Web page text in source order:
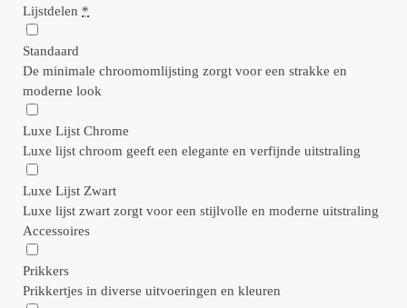
Lijstdelen *
Standaard
De minimale chroomomlijsting zorgt voor een strakke en
moderne look
Luxe Lijst Chrome
Luxe lijst chroom geeft een elegante en verfijnde uitstraling
Luxe Lijst Zwart
Luxe lijst zwart zorgt voor een stijlvolle en moderne uitstraling
Accessoires
Prikkers
Prikkertjes in diverse uitvoeringen en kleuren